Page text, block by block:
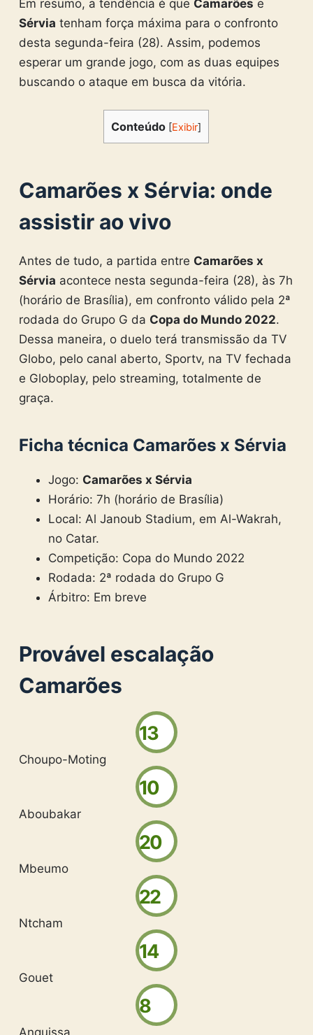
Em resumo, a tendência é que Camarões e
Sérvia tenham força máxima para o confronto
desta segunda-feira (28). Assim, podemos
esperar um grande jogo, com as duas equipes
buscando o ataque em busca da vitória.
Conteúdo [Exibir]
Camarões x Sérvia: onde
assistir ao vivo
Antes de tudo, a partida entre Camarões x
Sérvia acontece nesta segunda-feira (28), às 7h
(horário de Brasília), em confronto válido pela 2ª
rodada do Grupo G da Copa do Mundo 2022.
Dessa maneira, o duelo terá transmissão da TV
Globo, pelo canal aberto, Sportv, na TV fechada
e Globoplay, pelo streaming, totalmente de
graça.
Ficha técnica Camarões x Sérvia
Jogo: Camarões x Sérvia
Horário: 7h (horário de Brasília)
Local: Al Janoub Stadium, em Al-Wakrah,
no Catar.
Competição: Copa do Mundo 2022
Rodada: 2ª rodada do Grupo G
Árbitro: Em breve
Provável escalação
Camarões
13
Choupo-Moting
10
Aboubakar
20
Mbeumo
22
Ntcham
14
Gouet
8
Anguissa